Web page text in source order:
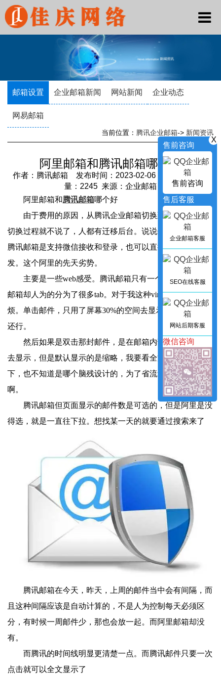
邮箱设置 企业邮箱新闻 网站新闻 企业动态
网易邮箱
当前位置： 腾讯企业邮箱-> 新闻资讯
阿里邮箱和腾讯邮箱哪个好
作者：腾讯邮箱 发布时间：2023-02-06 13:56:38 访问
量：2245 来源：企业邮箱
阿里邮箱和腾讯邮箱哪个好
由于费用的原因，从腾讯企业邮箱切换到了阿里邮箱。
切换过程就不说了，人都有迁移后台。说说使用的感受吧。
腾讯邮箱是支持微信接收和登录，也可以直接在小程序里收
发。这个阿里的先天劣势。
主要是一些web感受。腾讯邮箱只有一个页面，而阿里
邮箱却人为的分为了很多tab。对于我这种vim党实在是麻
烦。单击邮件，只用了屏幕30%的空间去显示，那种小邮件
还行。
然后如果是双击那封邮件，是在邮箱内部新的tab页面
去显示，但是默认显示的是缩略，我要看全文还得点击一
下，也不知道是哪个脑残设计的，为了省流量也不要这样
啊。
腾讯邮箱但页面显示的邮件数是可选的，但是阿里是没
得选，就是一直往下拉。想找某一天的就要通过搜索来了
腾讯邮箱在今天，昨天，上周的邮件当中会有间隔，而
且这种间隔应该是自动计算的，不是人为控制每天必须区
分，有时候一周邮件少，那也会放一起。而阿里邮箱却没
有。
而腾讯的时间线明显更清楚一点。而腾讯邮件只要一次
点击就可以全文显示了
X
售前咨询
售前咨询
售后客服
企业邮箱客服
SEO在线客服
网站后期客服
微信咨询